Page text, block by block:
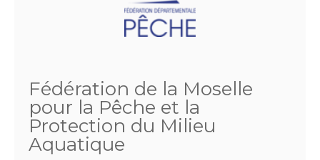
Fédération de la Moselle
pour la Pêche et la
Protection du Milieu
Aquatique